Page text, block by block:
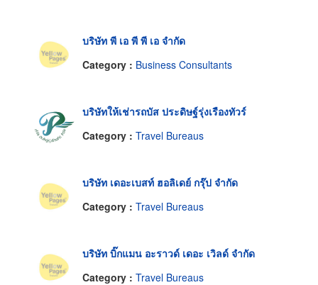
บริษัท พี เอ พี พี เอ จำกัด
Category : Business Consultants
บริษัทให้เช่ารถบัส ประดิษฐ์รุ่งเรืองทัวร์
Category : Travel Bureaus
บริษัท เดอะเบสท์ ฮอลิเดย์ กรุ๊ป จำกัด
Category : Travel Bureaus
บริษัท บิ๊กแมน อะราวด์ เดอะ เวิลด์ จำกัด
Category : Travel Bureaus